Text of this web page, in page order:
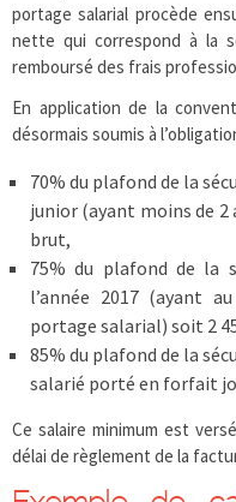
portage salarial procède
nette qui correspond à la
remboursé des frais
En application de la
désormais soumis à
70% du plafond de la
junior (ayant moins de 2
brut,
75% du plafond de la
l’année 2017 (ayant
portage salarial) soit 2
85% du plafond de la
salarié porté en forfait
Ce salaire minimum est
délai de règlement de la